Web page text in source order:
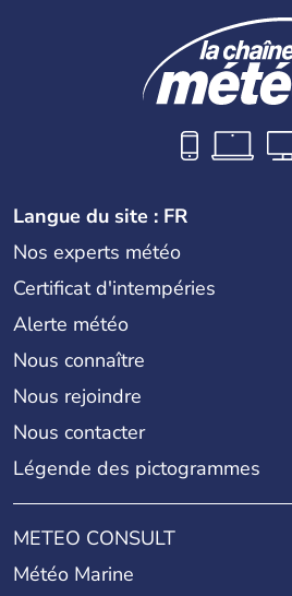
Langue du site : FR
Nos experts météo
Certificat d'intempéries
Alerte météo
Nous connaître
Nous rejoindre
Nous contacter
Légende des pictogrammes
METEO CONSULT
Météo Marine